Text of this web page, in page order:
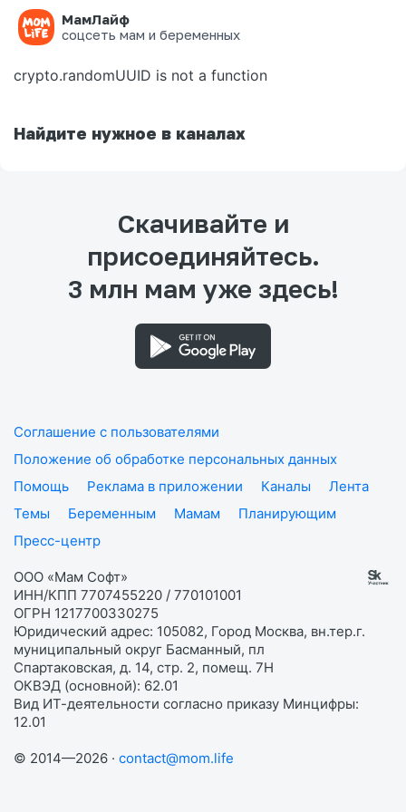
МамЛайф
соцсеть мам и беременных
Ошибка на странице
crypto.randomUUID is not a function
Найдите нужное в каналах
Скачивайте и
присоединяйтесь.
3 млн мам уже здесь!
Соглашение с пользователями
Положение об обработке персональных данных
Помощь
Реклама в приложении Каналы
Лента
Темы
Беременным Мамам
Планирующим
Пресс-центр
ООО «Мам Софт»
ИНН/КПП 7707455220 / 770101001
ОГРН 1217700330275
Юридический адрес: 105082, Город Москва, вн.тер.г.
муниципальный округ Басманный, пл
Спартаковская, д. 14, стр. 2, помещ. 7Н
ОКВЭД (основной): 62.01
Вид ИТ-деятельности согласно приказу Минцифры:
12.01
© 2014—2026 · contact@mom.life